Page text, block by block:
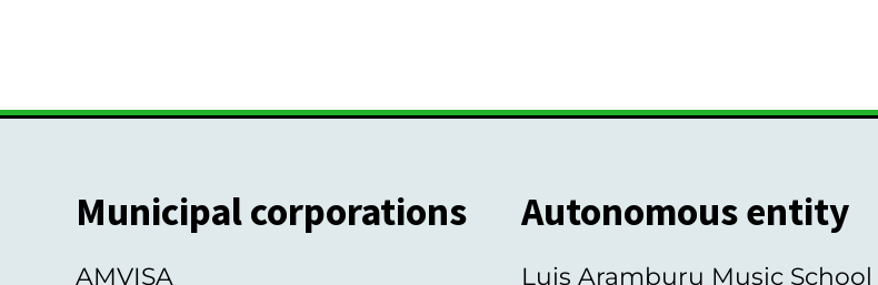
Municipal corporations
AMVISA
Autonomous entity
Luis Aramburu Music School